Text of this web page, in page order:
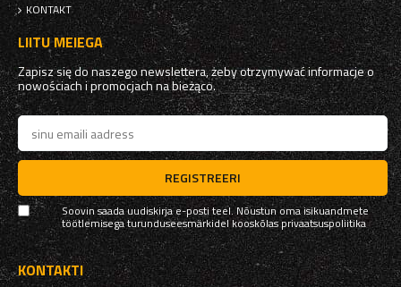
KONTAKT
LIITU MEIEGA
Zapisz się do naszego newslettera, żeby otrzymywać informacje o
nowościach i promocjach na bieżąco.
REGISTREERI
Soovin saada uudiskirja e-posti teel. Nõustun oma isikuandmete
töötlemisega turunduseesmärkidel kooskõlasprivaatsuspoliitika
KONTAKTI